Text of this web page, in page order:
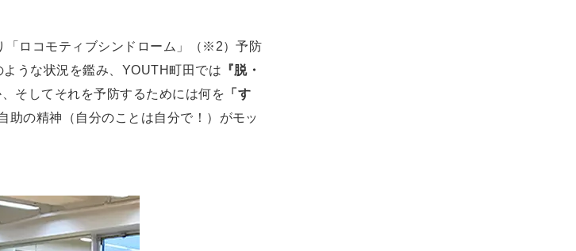
「ロコモティブシンドローム」（※2）予防
うな状況を鑑み、YOUTH町田では 『脱・
そしてそれを予防するためには何を 「す
助の精神（自分のことは自分で！）がモッ